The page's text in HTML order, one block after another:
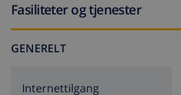
Fasiliteter og tjenester
GENERELT
Internettilgang